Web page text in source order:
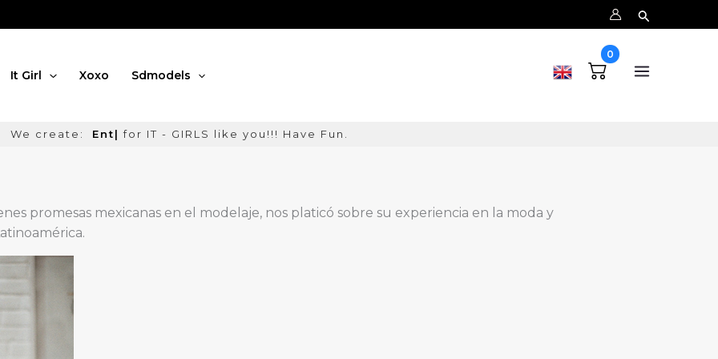
It Girl Xoxo Sdmodels
0
create: Entertainmen|for IT - GIRLS like you!!! Have Fun.
promesas mexicanas en el modelaje, nos platicó sobre su experiencia en la moda y